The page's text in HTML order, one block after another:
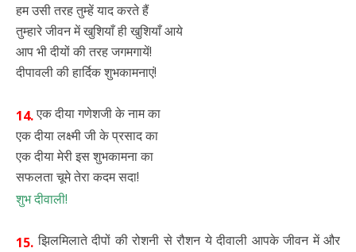
हम उसी तरह तुम्हें याद करते हैं
तुम्हारे जीवन में खुशियाँ ही खुशियाँ आये
आप भी दीयों की तरह जगमगायें!
दीपावली की हार्दिक शुभकामनाएं!
14.एक दीया गणेशजी के नाम का
एक दीया लक्ष्मी जी के प्रसाद का
एक दीया मेरी इस शुभकामना का
सफलता चूमे तेरा कदम सदा!
शुभ दीवाली!
15. झिलमिलाते दीपों की रोशनी से रौशन ये दीवाली आपके जीवन में और